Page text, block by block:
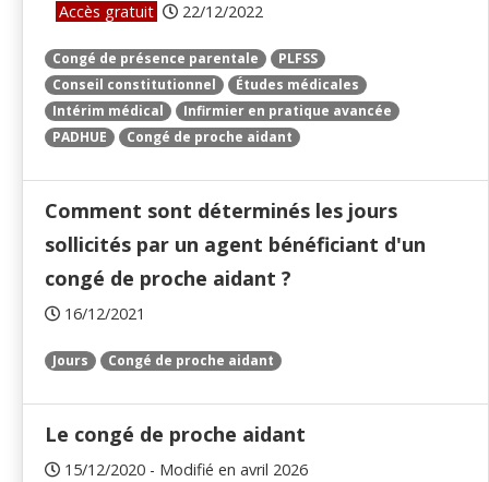
Accès gratuit 22/12/2022
Congé de présence parentale
PLFSS
Conseil constitutionnel
Études médicales
Intérim médical
Infirmier en pratique avancée
PADHUE
Congé de proche aidant
Comment sont déterminés les jours
sollicités par un agent bénéficiant d'un
congé de proche aidant ?
16/12/2021
Jours Congé de proche aidant
Le congé de proche aidant
15/12/2020 - Modifié en avril 2026